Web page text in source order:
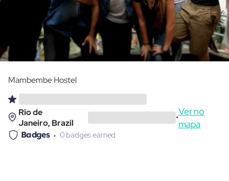
Mambembe Hostel
Rio de
Janeiro, Brazil
•
Ver no
mapa
Badges 0 badges earned